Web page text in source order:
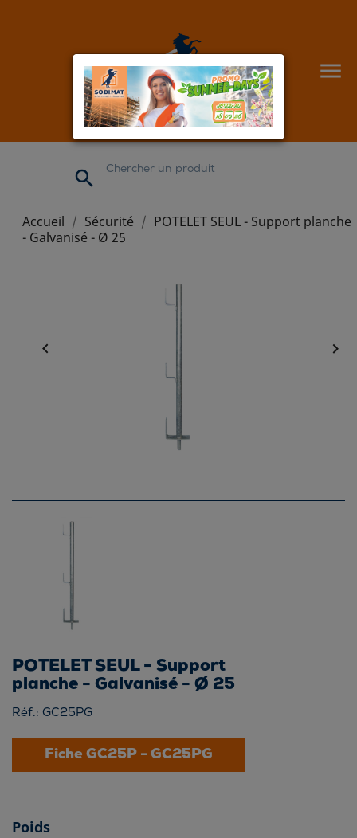


Accueil Sécurité
POTELET SEUL - Support planche
- Galvanisé - Ø 25
 
POTELET SEUL - Support
planche - Galvanisé - Ø 25
Réf.: GC25PG
Fiche GC25P - GC25PG
Poids